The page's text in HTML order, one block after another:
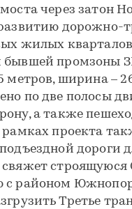
через затон
дорожно-
жилых
бывшей промзоны
метров, ширина –
по две полосы
а также
проекта
дороги
с районом
Третье